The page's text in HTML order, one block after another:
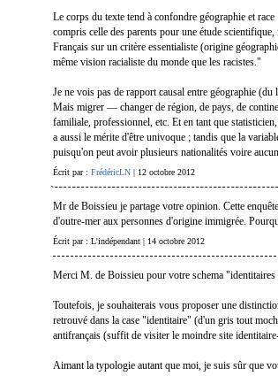
Le corps du texte tend à confondre géographie et
compris celle des parents pour une étude
Français sur un critère essentialiste (origine
même vision racialiste du monde que les racistes."
Je ne vois pas de rapport causal entre géographie (du
Mais migrer — changer de région, de pays, de
familiale, professionnel, etc. Et en tant que
a aussi le mérite d'être univoque ; tandis que la
puisqu'on peut avoir plusieurs nationalités voire
Écrit par : FrédéricLN | 12 octobre 2012
Mr de Boissieu je partage votre opinion. Cette
d'outre-mer aux personnes d'origine immigrée.
Écrit par : L'indépendant | 14 octobre 2012
Merci M. de Boissieu pour votre schema
Toutefois, je souhaiterais vous proposer une
retrouvé dans la case "identitaire" (d'un gris tout
antifrançais (suffit de visiter le moindre site
Aimant la typologie autant que moi, je suis sûr que